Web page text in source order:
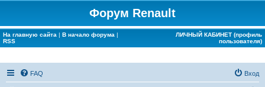
Форум Renault
На главную сайта | В начало форума |
RSS
ЛИЧНЫЙ КАБИНЕТ (профиль
пользователя)
FAQ Вход